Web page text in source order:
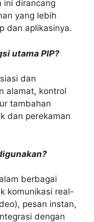
ini dirancang
yang lebih
dan aplikasinya.
utama PIP?
dan
alamat, kontrol
tambahan
dan perekaman
berbagai
komunikasi real-
pesan instan,
dengan